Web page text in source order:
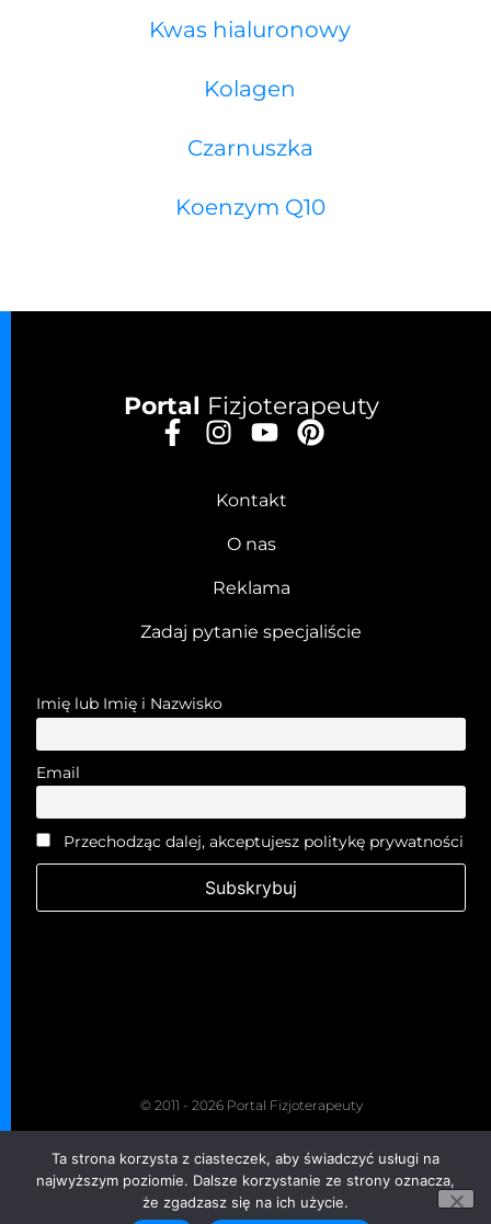
Kwas hialuronowy
Kolagen
Czarnuszka
Koenzym Q10
Portal Fizjoterapeuty
Kontakt
O nas
Reklama
Zadaj pytanie specjaliście
Imię lub Imię i Nazwisko
Email
Przechodząc dalej, akceptujesz politykę prywatności
© 2011 - 2026 Portal Fizjoterapeuty
Grupa Fizjoterapeuty
Ta strona korzysta z ciasteczek, aby świadczyć usługi na
najwyższym poziomie. Dalsze korzystanie ze strony oznacza,
że zgadzasz się na ich użycie.